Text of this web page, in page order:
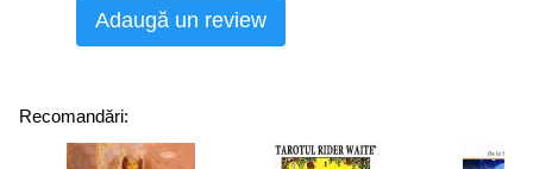
Adaugă un review
Recomandări: